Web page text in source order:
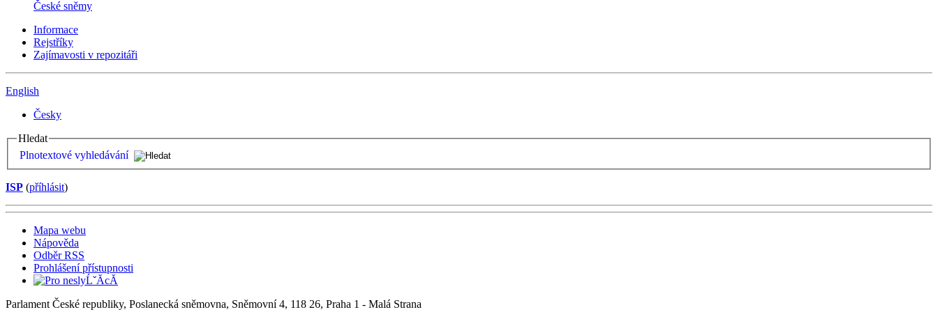
České sněmy
Informace
Rejstříky
Zajímavosti v repozitáři
English
Česky
Hledat
Plnotextové vyhledávání
ISP (příhlásit)
Mapa webu
Nápověda
Odběr RSS
Prohlášení přístupnosti
Parlament České republiky, Poslanecká sněmovna, Sněmovní 4, 118 26, Praha 1 - Malá Strana